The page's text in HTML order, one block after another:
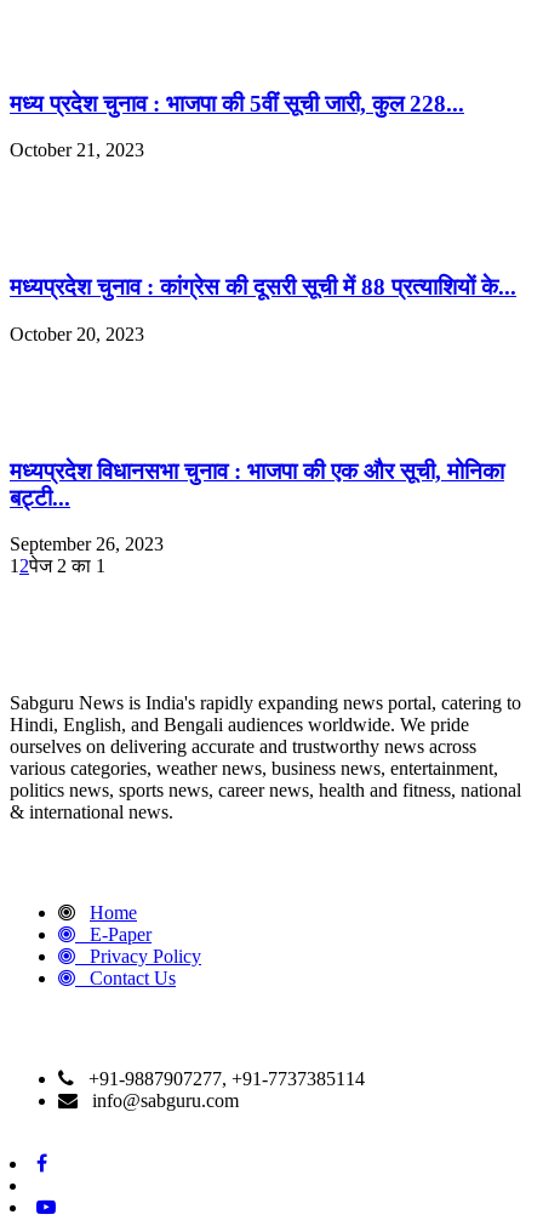
मध्य प्रदेश चुनाव : भाजपा की 5वीं सूची जारी, कुल 228...
October 21, 2023
मध्यप्रदेश चुनाव : कांग्रेस की दूसरी सूची में 88 प्रत्याशियों के...
October 20, 2023
मध्यप्रदेश विधानसभा चुनाव : भाजपा की एक और सूची, मोनिका
बट्टी...
September 26, 2023
1 2पेज 2 का 1
Sabguru News is India's rapidly expanding news portal, catering to
Hindi, English, and Bengali audiences worldwide. We pride
ourselves on delivering accurate and trustworthy news across
various categories, weather news, business news, entertainment,
politics news, sports news, career news, health and fitness, national
& international news.
Home
E-Paper
Privacy Policy
Contact Us
+91-9887907277, +91-7737385114
info@sabguru.com